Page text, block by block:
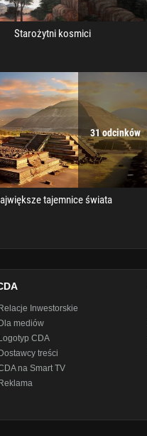
Starożytni kosmici
31 odcinków
tajemnice świata
Relacje Inwestorskie
Dla mediów
Logotyp CDA
Dostawcy treści
na Smart TV
Reklama